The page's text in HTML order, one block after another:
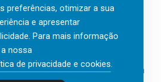
Global Outlook 2026
global em serviços de
inteligência artificial (IA), acaba
preferências, otimizar a sua
e apresentar
Para mais informação
nossa
de privacidade e cookies.